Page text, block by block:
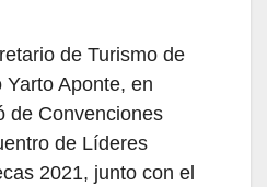
de Turismo de
Aponte, en
de Convenciones
de Líderes
2021, junto con el